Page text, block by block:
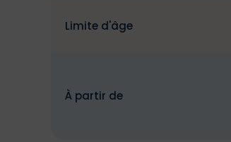
Limite d'âge
À partir de